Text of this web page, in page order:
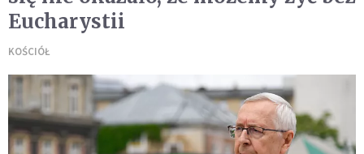
Eucharystii
KOŚCIÓŁ